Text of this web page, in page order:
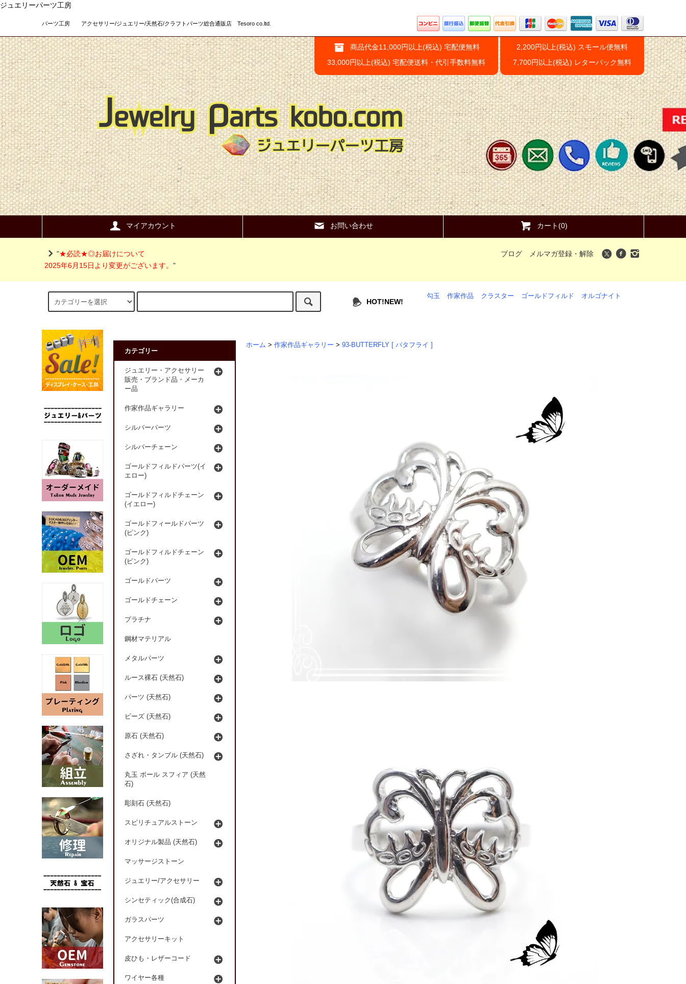
ジュエリーパーツ工房
パーツ工房 アクセサリー/ジュエリー/天然石/クラフトパーツ総合通販店 Tesoro co.ltd.
商品代金11,000円以上(税込) 宅配便無料
33,000円以上(税込) 宅配便送料・代引手数料無料
2,200円以上(税込) スモール便無料
7,700円以上(税込) レターパック無料
マイアカウント お問い合わせ カート(0)
"★必読★◎お届けについて
2025年6月15日より変更がございます。 "
ブログ メルマガ登録・解除
HOT!NEW!
勾玉 作家作品 クラスター ゴールドフィルド オルゴナイト
ホーム > 作家作品ギャラリー > 93-BUTTERFLY [ バタフライ ]
カテゴリー
ジュエリー・アクセサリー
販売・ブランド品・メーカ
ー品
作家作品ギャラリー
シルバーパーツ
シルバーチェーン
ゴールドフィルドパーツ(イ
エロー)
ゴールドフィルドチェーン
(イエロー)
ゴールドフィールドパーツ
(ピンク)
ゴールドフィルドチェーン
(ピンク)
ゴールドパーツ
ゴールドチェーン
プラチナ
鋼材マテリアル
メタルパーツ
ルース裸石 (天然石)
パーツ (天然石)
ビーズ (天然石)
原石 (天然石)
さざれ・タンブル (天然石)
丸玉 ボール スフィア (天然
石)
彫刻石 (天然石)
スピリチュアルストーン
オリジナル製品 (天然石)
マッサージストーン
ジュエリー/アクセサリー
シンセティック(合成石)
ガラスパーツ
アクセサリーキット
皮ひも・レザーコード
ワイヤー各種